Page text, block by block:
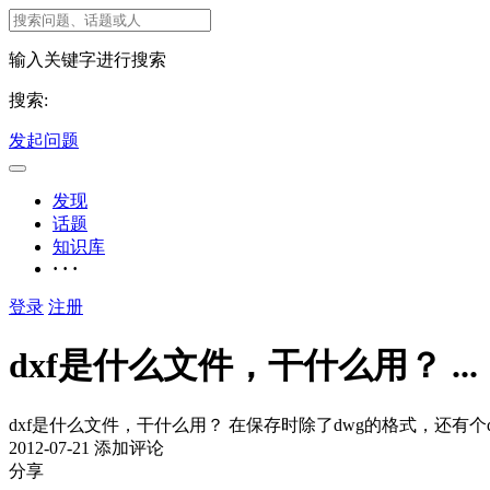
输入关键字进行搜索
搜索:
发起问题
发现
话题
知识库
· · ·
登录 注册
dxf是什么文件，干什么用？ ...
dxf是什么文件，干什么用？ 在保存时除了dwg的格式，还有
2012-07-21 添加评论
分享